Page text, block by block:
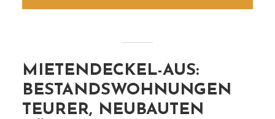
MIETENDECKEL-AUS:
BESTANDSWOHNUNGEN
TEURER, NEUBAUTEN